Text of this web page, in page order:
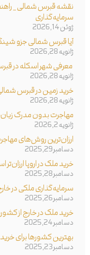
نقشه قبرس شمالی _
سرمایه‌گذاری
ژوئن 14, 2026
آیا قبرس شمالی جزو
ژانویه 28, 2026
معرفی شهر اسکله در
ژانویه 28, 2026
خرید زمین در قبرس
ژانویه 28, 2026
مهاجرت بدون مدرک
ژانویه 2, 2026
ارزان‌ترین روش‌های مهاجرت
دسامبر 29, 2025
خرید ملک در اروپا
دسامبر 28, 2025
سرمایه‌گذاری ملکی در
دسامبر 26, 2025
خرید ملک در خارج از
دسامبر 24, 2025
بهترین کشورها برای
دسامبر 23, 2025